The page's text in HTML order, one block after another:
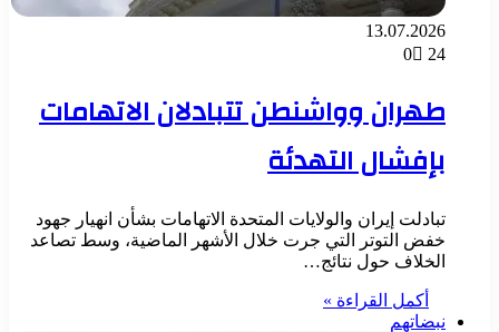
13.07.2026
0
24
طهران وواشنطن تتبادلان الاتهامات
بإفشال التهدئة
تبادلت إيران والولايات المتحدة الاتهامات بشأن انهيار جهود
خفض التوتر التي جرت خلال الأشهر الماضية، وسط تصاعد
الخلاف حول نتائج…
أكمل القراءة »
نبضاتهم